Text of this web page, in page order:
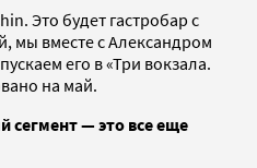
Это будет гастробар с
мы вместе с Александром
его в «Три вокзала.
на май.
сегмент — это все еще